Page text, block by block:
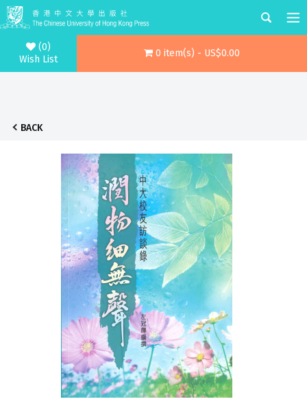
(0)
Wish List
0 item(s) - US$0.00
BACK